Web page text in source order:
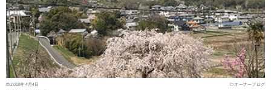
2018年4月4日 オーナーブログ